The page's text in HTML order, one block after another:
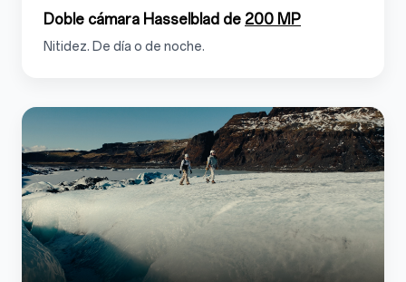
Doble cámara Hasselblad de 200 MP
Nitidez. De día o de noche.